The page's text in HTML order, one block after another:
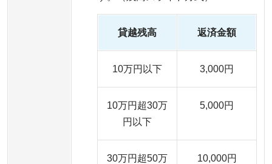
貸越残高 返済金額
10万円以下 3,000円
10万円超30万
円以下
5,000円
30万円超50万
10,000円